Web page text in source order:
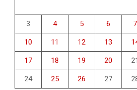
3 4 5 6 7
10 11 12 13
17 18 19 20 21
24 25 26 27